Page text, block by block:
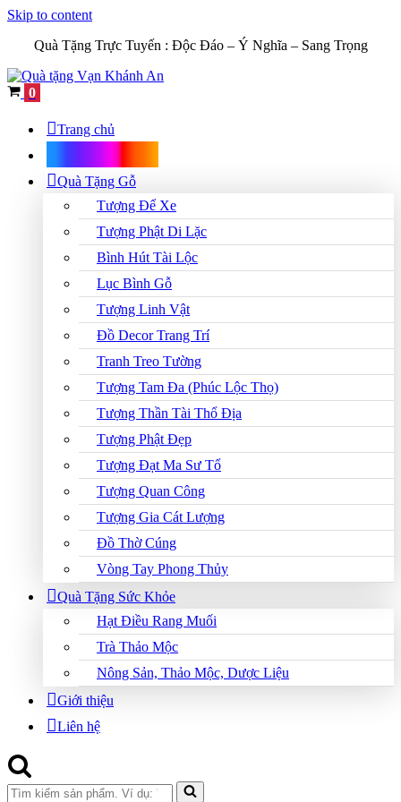
Skip to content
Quà Tặng Trực Tuyến : Độc Đáo – Ý Nghĩa – Sang Trọng
Cart
0
Trang chủ
Quà Tặng Gỗ
Tượng Để Xe
Tượng Phật Di Lặc
Bình Hút Tài Lộc
Lục Bình Gỗ
Tượng Linh Vật
Đồ Decor Trang Trí
Tranh Treo Tường
Tượng Tam Đa (Phúc Lộc Thọ)
Tượng Thần Tài Thổ Địa
Tượng Phật Đẹp
Tượng Đạt Ma Sư Tổ
Tượng Quan Công
Tượng Gia Cát Lượng
Đồ Thờ Cúng
Vòng Tay Phong Thủy
Quà Tặng Sức Khỏe
Hạt Điều Rang Muối
Trà Thảo Mộc
Nông Sản, Thảo Mộc, Dược Liệu
Giới thiệu
Liên hệ
Search